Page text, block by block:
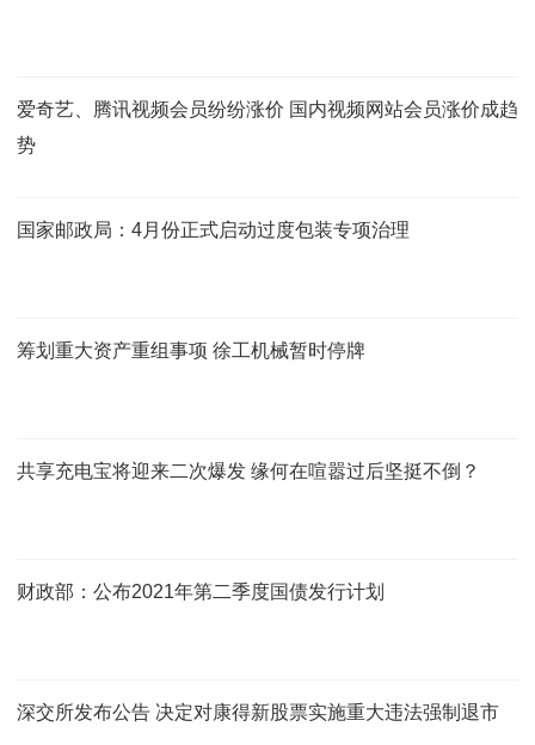
爱奇艺、腾讯视频会员纷纷涨价 国内视频网站会员涨价成趋
势
国家邮政局：4月份正式启动过度包装专项治理
筹划重大资产重组事项 徐工机械暂时停牌
共享充电宝将迎来二次爆发 缘何在喧嚣过后坚挺不倒？
财政部：公布2021年第二季度国债发行计划
深交所发布公告 决定对康得新股票实施重大违法强制退市